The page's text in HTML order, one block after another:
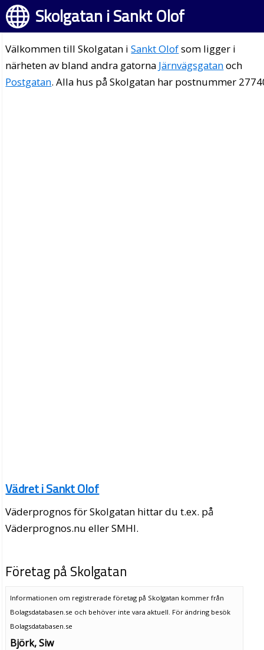
Skolgatan i Sankt Olof
Välkommen till Skolgatan iSankt Olofsom ligger i
närheten av bland andra gatorna Järnvägsgatanoch
Postgatan. Alla hus på Skolgatan har postnummer
Vädret i Sankt Olof
Väderprognos för Skolgatan hittar du t.ex. på
Väderprognos.nu eller SMHI.
Företag på Skolgatan
Informationen om registrerade företag på Skolgatan kommer från
Bolagsdatabasen.se och behöver inte vara aktuell. För ändring besök
Bolagsdatabasen.se
Björk, Siw